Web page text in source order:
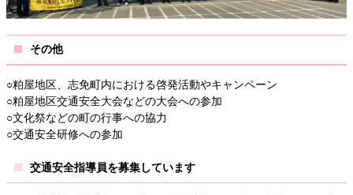
その他
○粕屋地区、志免町内における啓発活動やキャンペーン
○粕屋地区交通安全大会などの大会への参加
○文化祭などの町の行事への協力
○交通安全研修への参加
交通安全指導員を募集しています